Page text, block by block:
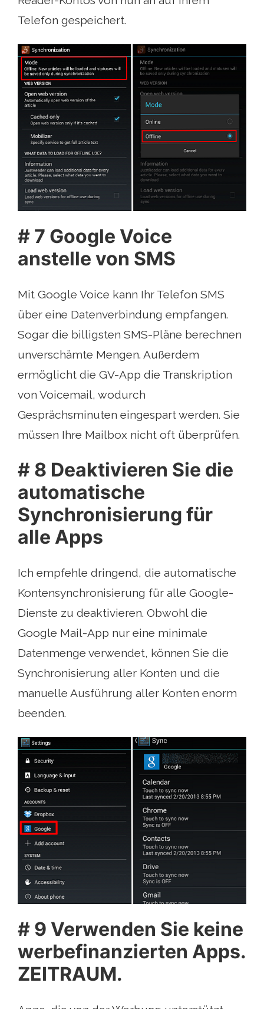
Telefon gespeichert.
# 7 Google Voice
anstelle von SMS
Mit Google Voice kann Ihr Telefon SMS
über eine Datenverbindung empfangen.
Sogar die billigsten SMS-Pläne berechnen
unverschämte Mengen. Außerdem
ermöglicht die GV-App die Transkription
von Voicemail, wodurch
Gesprächsminuten eingespart werden. Sie
müssen Ihre Mailbox nicht oft überprüfen.
# 8 Deaktivieren Sie die
automatische
Synchronisierung für
alle Apps
Ich empfehle dringend, die automatische
Kontensynchronisierung für alle Google-
Dienste zu deaktivieren. Obwohl die
Google Mail-App nur eine minimale
Datenmenge verwendet, können Sie die
Synchronisierung aller Konten und die
manuelle Ausführung aller Konten enorm
beenden.
# 9 Verwenden Sie keine
werbefinanzierten Apps.
ZEITRAUM.